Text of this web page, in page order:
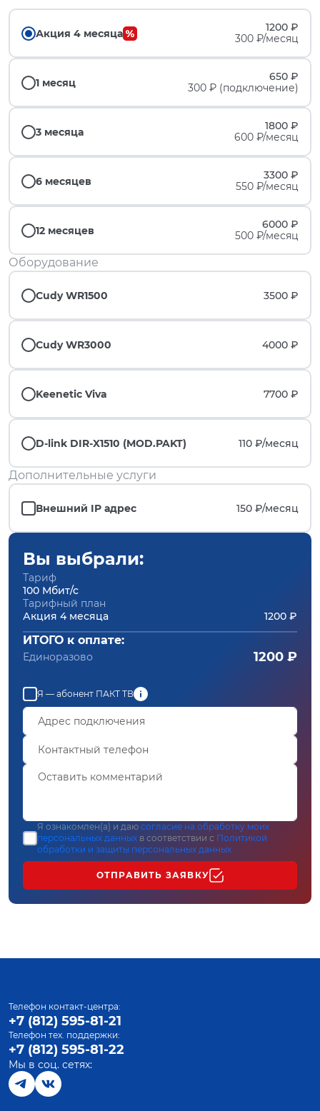
Акция 4 месяца
1200 ₽
300 ₽/месяц
1 месяц
650 ₽
300 ₽ (подключение)
3 месяца
1800 ₽
600 ₽/месяц
6 месяцев
3300 ₽
550 ₽/месяц
12 месяцев
6000 ₽
500 ₽/месяц
Оборудование
Cudy WR1500 3500 ₽
Cudy WR3000 4000 ₽
Keenetic Viva 7700 ₽
D-link DIR-X1510 (MOD.PAKT) 110 ₽/месяц
Дополнительные услуги
Внешний IP адрес 150 ₽/месяц
Вы выбрали:
Тариф
100 Мбит/с
Тарифный план
Акция 4 месяца
1200 ₽
ИТОГО к оплате:
Единоразово 1200 ₽
Я — абонент ПАКТ ТВ
Я ознакомлен(а) и даю согласие на обработку моих
персональных данных в соответствии с Политикой
обработки и защиты персональных данных
ОТПРАВИТЬ ЗАЯВКУ
Телефон контакт-центра:
+7 (812) 595-81-21
Телефон тех. поддержки:
+7 (812) 595-81-22
Мы в соц. сетях: